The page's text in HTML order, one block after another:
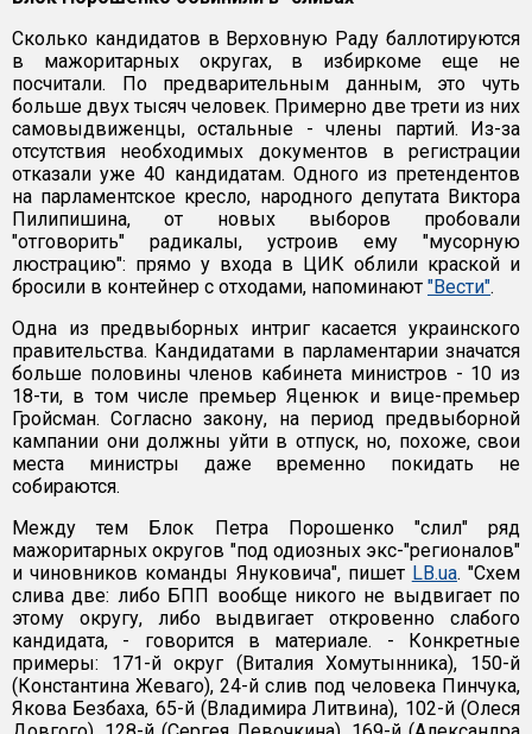
Сколько кандидатов в Верховную Раду баллотируются
в мажоритарных округах, в избиркоме еще не
посчитали. По предварительным данным, это чуть
больше двух тысяч человек. Примерно две трети из них
самовыдвиженцы, остальные - члены партий. Из-за
отсутствия необходимых документов в регистрации
отказали уже 40 кандидатам. Одного из претендентов
на парламентское кресло, народного депутата Виктора
Пилипишина, от новых выборов пробовали
"отговорить" радикалы, устроив ему "мусорную
люстрацию": прямо у входа в ЦИК облили краской и
бросили в контейнер с отходами, напоминают "Вести".
Одна из предвыборных интриг касается украинского
правительства. Кандидатами в парламентарии значатся
больше половины членов кабинета министров - 10 из
18-ти, в том числе премьер Яценюк и вице-премьер
Гройсман. Согласно закону, на период предвыборной
кампании они должны уйти в отпуск, но, похоже, свои
места министры даже временно покидать не
собираются.
Между тем Блок Петра Порошенко "слил" ряд
мажоритарных округов "под одиозных экс-"регионалов"
и чиновников команды Януковича", пишет LB.ua. "Схем
слива две: либо БПП вообще никого не выдвигает по
этому округу, либо выдвигает откровенно слабого
кандидата, - говорится в материале. - Конкретные
примеры: 171-й округ (Виталия Хомутынника), 150-й
(Константина Жеваго), 24-й слив под человека Пинчука,
Якова Безбаха, 65-й (Владимира Литвина), 102-й (Олеся